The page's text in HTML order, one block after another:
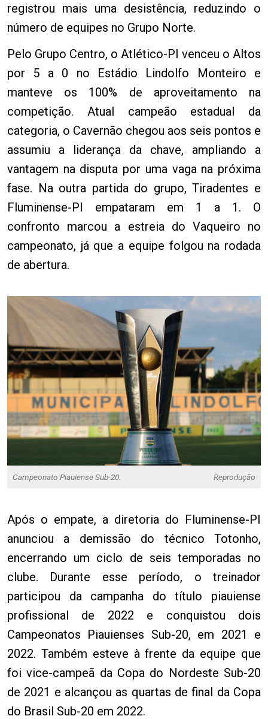
registrou mais uma desistência, reduzindo o
número de equipes no Grupo Norte.
Pelo Grupo Centro, o Atlético-PI venceu o Altos
por 5 a 0 no Estádio Lindolfo Monteiro e
manteve os 100% de aproveitamento na
competição. Atual campeão estadual da
categoria, o Cavernão chegou aos seis pontos e
assumiu a liderança da chave, ampliando a
vantagem na disputa por uma vaga na próxima
fase. Na outra partida do grupo, Tiradentes e
Fluminense-PI empataram em 1 a 1. O
confronto marcou a estreia do Vaqueiro no
campeonato, já que a equipe folgou na rodada
de abertura.
Campeonato Piauiense Sub-20. Reprodução
Após o empate, a diretoria do Fluminense-PI
anunciou a demissão do técnico Totonho,
encerrando um ciclo de seis temporadas no
clube. Durante esse período, o treinador
participou da campanha do título piauiense
profissional de 2022 e conquistou dois
Campeonatos Piauienses Sub-20, em 2021 e
2022. Também esteve à frente da equipe que
foi vice-campeã da Copa do Nordeste Sub-20
de 2021 e alcançou as quartas de final da Copa
do Brasil Sub-20 em 2022.